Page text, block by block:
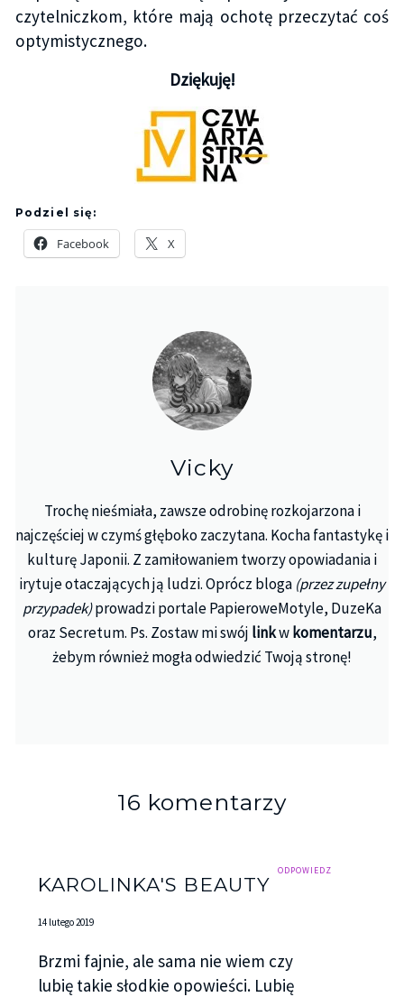
czytelniczkom, które mają ochotę przeczytać coś
optymistycznego.
Dziękuję!
Podziel się:
Facebook X
Vicky
Trochę nieśmiała, zawsze odrobinę rozkojarzona i
najczęściej w czymś głęboko zaczytana. Kocha fantastykę i
kulturę Japonii. Z zamiłowaniem tworzy opowiadania i
irytuje otaczających ją ludzi. Oprócz bloga (przez zupełny
przypadek)prowadzi portale PapieroweMotyle, DuzeKa
oraz Secretum. Ps. Zostaw mi swój linkwkomentarzu,
żebym również mogła odwiedzić Twoją stronę!
16 komentarzy
ODPOWIEDZ
KAROLINKA'S BEAUTY
14 lutego 2019
Brzmi fajnie, ale sama nie wiem czy
lubię takie słodkie opowieści. Lubię